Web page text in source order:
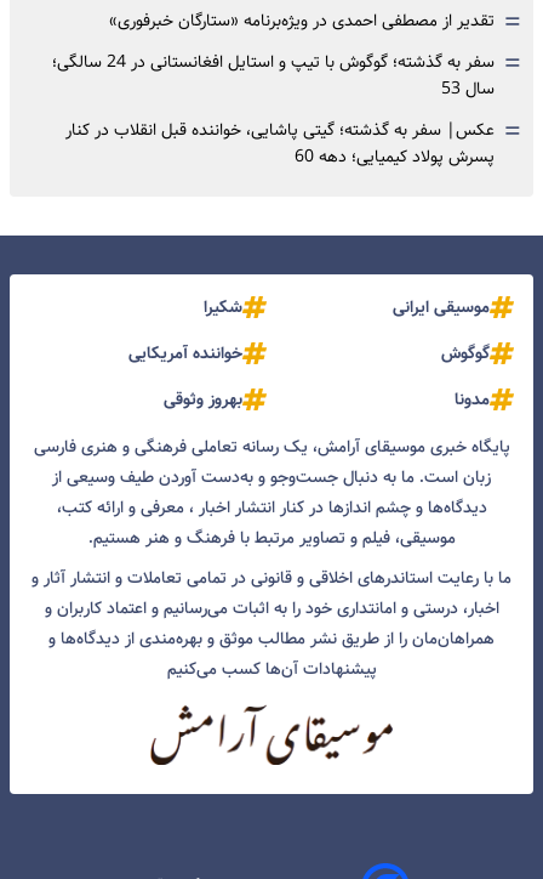
= تقدیر از مصطفی احمدی در ویژه‌برنامه «ستارگان خبرفوری»
=
سفر به گذشته؛ گوگوش با تیپ و استایل افغانستانی در 24 سالگی؛
سال 53
= عکس| سفر به گذشته؛ گیتی پاشایی، خواننده قبل انقلاب در کنار
پسرش پولاد کیمیایی؛ دهه 60
موسیقی ایرانی
شکیرا
گوگوش
خواننده آمریکایی
مدونا
بهروز وثوقی
پایگاه خبری موسیقای آرامش، یک رسانه تعاملی فرهنگی و هنری فارسی
زبان است. ما به دنبال جست‌و‌جو و به‌دست آوردن طیف وسیعی از
دیدگاه‌ها و چشم انداز‌ها در کنار انتشار اخبار ، معرفی و ارائه کتب،
موسیقی، فیلم و تصاویر مرتبط با فرهنگ و هنر هستیم.
ما با رعایت استاندرهای اخلاقی و قانونی در تمامی تعاملات و انتشار آثار و
اخبار، درستی و امانتداری خود را به اثبات می‌رسانیم و اعتماد کاربران و
همراهان‌مان را از طریق نشر مطالب موثق و بهره‌مندی از دیدگاه‌ها و
پیشنهادات آن‌ها کسب می‌کنیم